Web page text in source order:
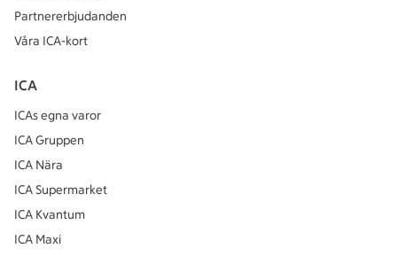
Partnererbjudanden
Våra ICA-kort
ICA
ICAs egna varor
ICA Gruppen
ICA Nära
ICA Supermarket
ICA Kvantum
ICA Maxi